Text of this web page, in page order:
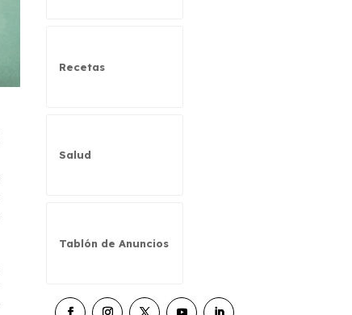
Recetas
Salud
Tablón de Anuncios